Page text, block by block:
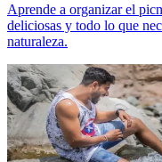
Aprende a organizar el
deliciosas y todo lo que
naturaleza.